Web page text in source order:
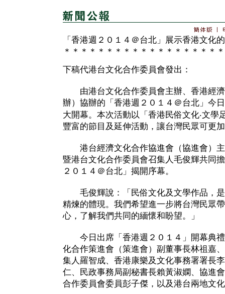
「香港週２０１４＠台北」展示香港文化
＊＊＊＊＊＊＊＊＊＊＊＊＊＊＊＊＊＊
下稿代港台文化合作委員會發出：
由港台文化合作委員會主辦、香港經濟
辦）協辦的「香港週２０１４＠台北」今
大開幕。本次活動以「香港民俗文化‧文學
豐富的節目及延伸活動，讓台灣民眾可更
港台經濟文化合作協進會（協進會）主
暨港台文化合作委員會召集人毛俊輝共同
２０１４＠台北」揭開序幕。
毛俊輝說：「民俗文化及文學作品，是
精煉的體現。我們希望進一步將台灣民眾
心，了解我們共同的緬懷和盼望。」
今日出席「香港週２０１４」開幕典禮
化合作策進會（策進會）副董事長林祖嘉
集人羅智成、香港康樂及文化事務署署長
仁、民政事務局副秘書長賴黃淑嫻、協進
合作委員會委員彭子傑，以及港台兩地文